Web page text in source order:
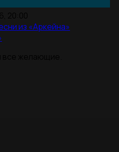
из «Аркейна»